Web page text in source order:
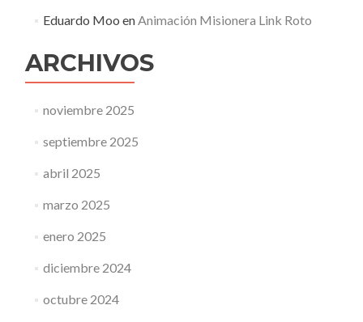
Eduardo Moo enAnimación Misionera Link Roto
ARCHIVOS
noviembre 2025
septiembre 2025
abril 2025
marzo 2025
enero 2025
diciembre 2024
octubre 2024